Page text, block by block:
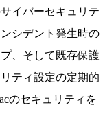
イバーセキュリテ
シデント発生時の
、そして既存保護
ティ設定の定期的
のセキュリティを